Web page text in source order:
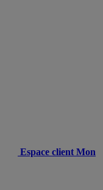
Espace client Mon